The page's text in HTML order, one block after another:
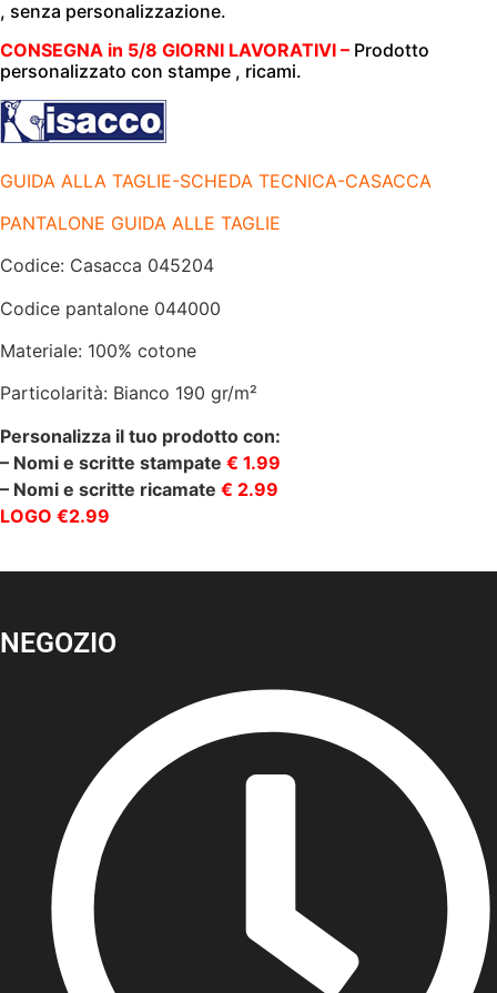
gr/
ISACCO
|
UNISEX
quantità
, senza personalizzazione.
CONSEGNA in 5/8 GIORNI LAVORATIVI – Prodotto
personalizzato con stampe , ricami.
GUIDA ALLA TAGLIE-SCHEDA TECNICA-CASACCA
PANTALONE GUIDA ALLE TAGLIE
Codice: Casacca 045204
Codice pantalone 044000
Materiale: 100% cotone
Particolarità: Bianco 190 gr/m²
Personalizza il tuo prodotto con:
– Nomi e scritte stampate € 1.99
– Nomi e scritte ricamate € 2.99
LOGO €2.99
NEGOZIO